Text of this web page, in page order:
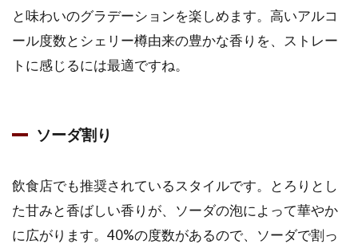
と味わいのグラデーションを楽しめます。高いアルコ
ール度数とシェリー樽由来の豊かな香りを、ストレー
トに感じるには最適ですね。
ソーダ割り
飲食店でも推奨されているスタイルです。とろりとし
た甘みと香ばしい香りが、ソーダの泡によって華やか
に広がります。40%の度数があるので、ソーダで割っ